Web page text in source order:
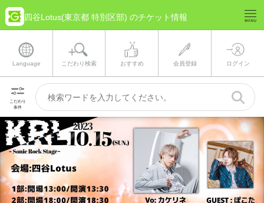
四谷Lotus(東京都 特別区部) のチケット情報
Language こだわり検索 おすすめ 会員登録 ログイン
こだわり
条件